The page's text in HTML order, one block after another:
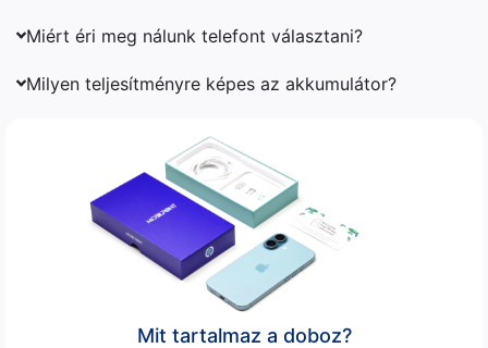
Miért éri meg nálunk telefont választani?
Milyen teljesítményre képes az akkumulátor?
Mit tartalmaz a doboz?